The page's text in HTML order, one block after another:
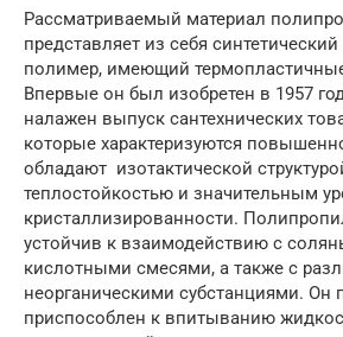
Рассматриваемый материал
представляет из себя
полимер, имеющий
Впервые он был изобретен в 1957
налажен выпуск сантехнических
которые характеризуются
обладают изотактической
теплостойкостью и значительным
кристаллизированности.
устойчив к взаимодействию с
кислотными смесями, а также с
неорганическими субстанциями. Он
приспособлен к впитыванию